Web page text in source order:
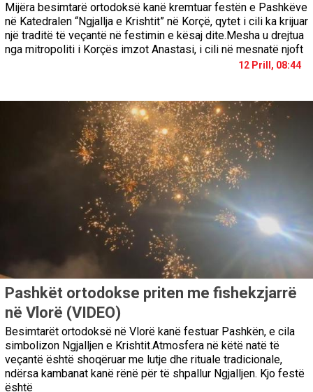
Mijëra besimtarë ortodoksë kanë kremtuar festën e Pashkëve
në Katedralen “Ngjallja e Krishtit” në Korçë, qytet i cili ka krijuar
një traditë të veçantë në festimin e kësaj dite.Mesha u drejtua
nga mitropoliti i Korçës imzot Anastasi, i cili në mesnatë njoft
12 Prill, 08:44
Pashkët ortodokse priten me fishekzjarrë
në Vlorë (VIDEO)
Besimtarët ortodoksë në Vlorë kanë festuar Pashkën, e cila
simbolizon Ngjalljen e Krishtit.Atmosfera në këtë natë të
veçantë është shoqëruar me lutje dhe rituale tradicionale,
ndërsa kambanat kanë rënë për të shpallur Ngjalljen. Kjo festë
është